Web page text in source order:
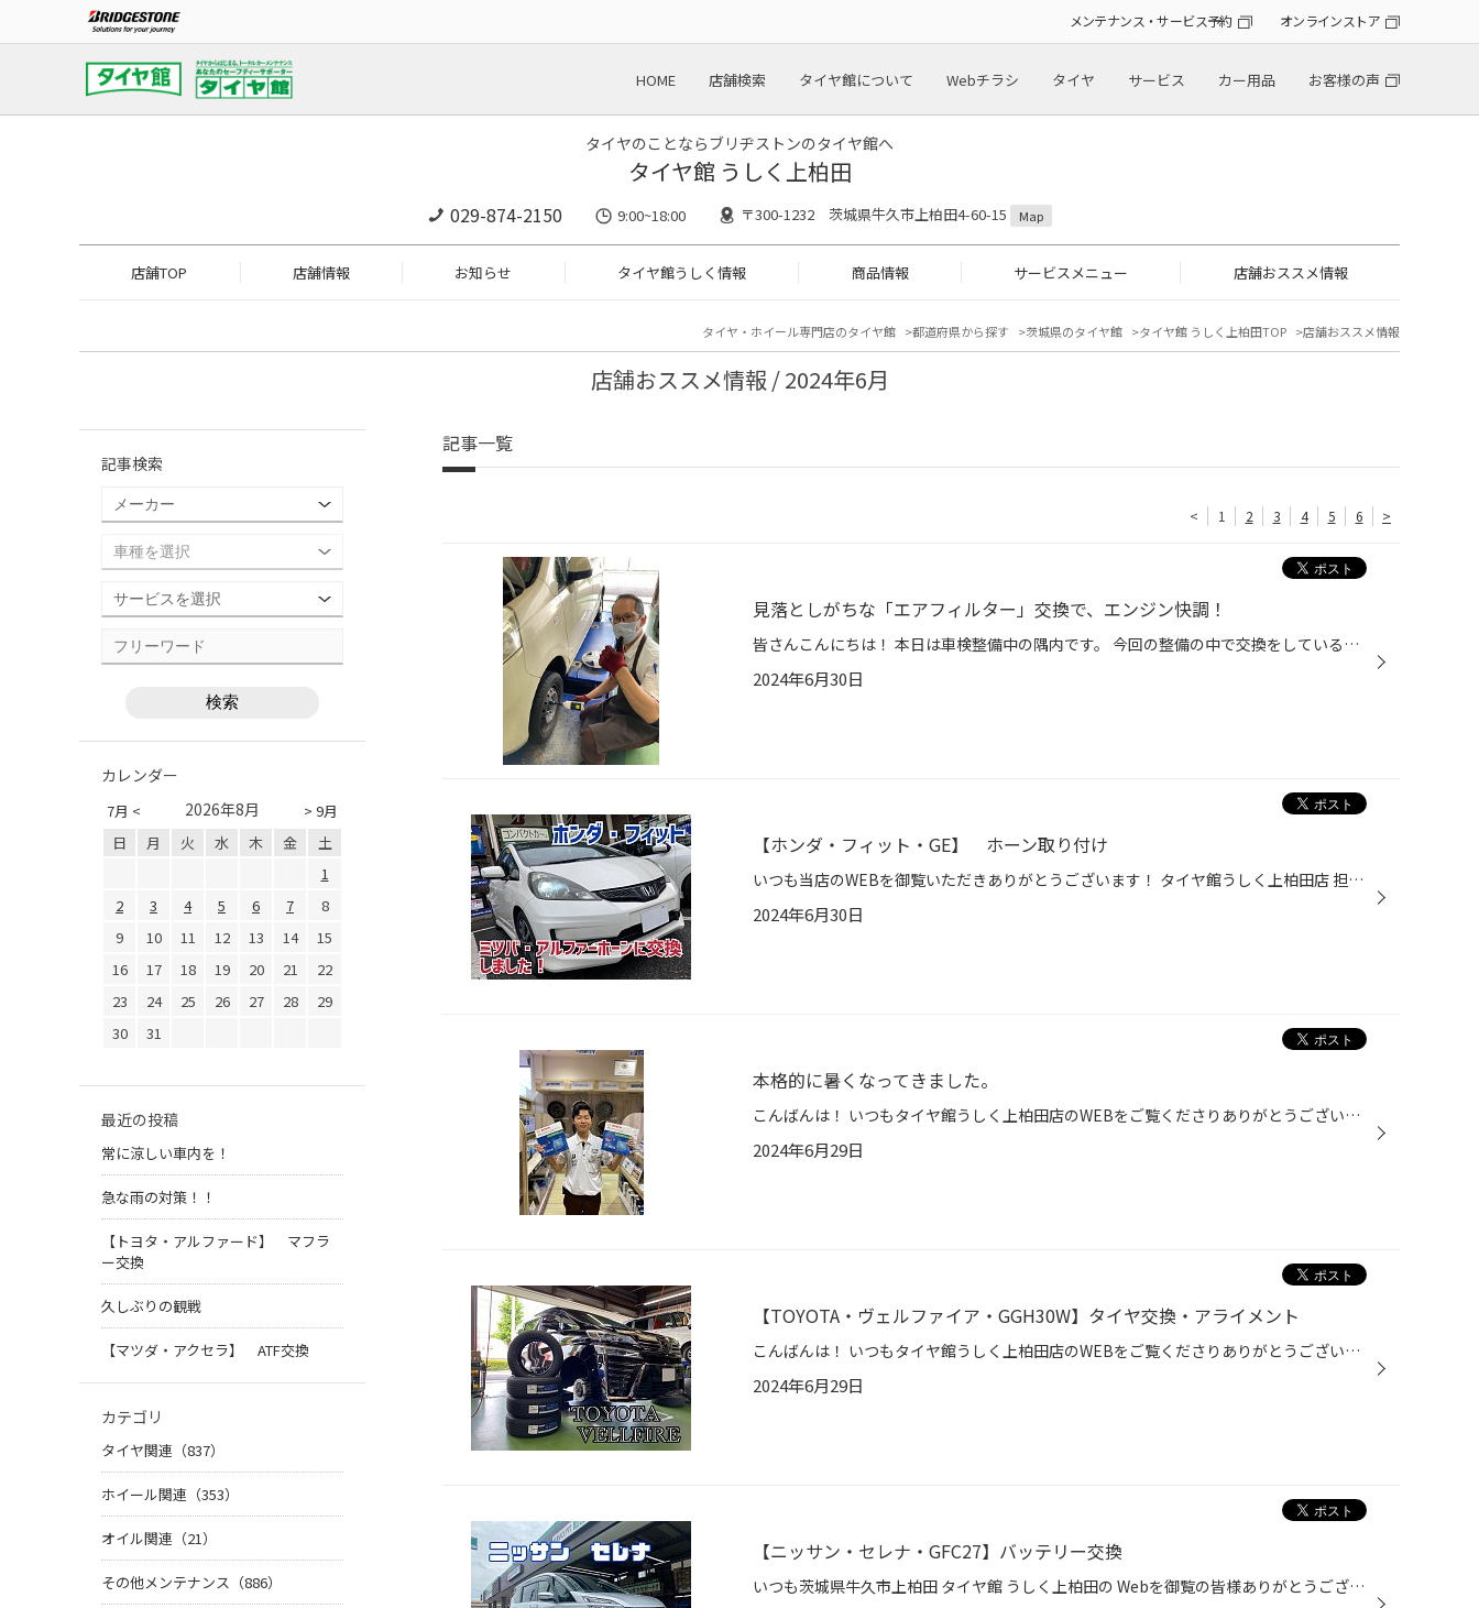
メンテナンス・サービス予約 オンラインストア
HOME 店舗検索 タイヤ館について Webチラシ タイヤ サービス カー用品 お客様の声
タイヤのことならブリヂストンのタイヤ館へ
タイヤ館 うしく上柏田
029-874-2150 9:00~18:00 〒300-1232 茨城県牛久市上柏田4-60-15 Map
店舗TOP 店舗情報 お知らせ タイヤ館うしく情報 商品情報 サービスメニュー 店舗おススメ情報
タイヤ・ホイール専門店のタイヤ館 都道府県から探す 茨城県のタイヤ館 タイヤ館 うしく上柏田TOP 店舗おススメ情報
店舗おススメ情報 / 2024年6月
記事一覧
< 1 2 3 4 5 6 >
見落としがちな「エアフィルター」交換で、エンジン快調！
皆さんこんにちは！ 本日は車検整備中の隅内です。 今回の整備の中で交換をしている部品の中に、「エアフィルター（エアクリーナーエレメント）」というものがあります。 役割を簡単に説明すると、車のエンジン内に空気を導く際に、空気中の様々な汚れ・ホコリ・ゴミ等を取り除くためのフィルターで...
2024年6月30日
【ホンダ・フィット・GE】 ホーン取り付け
いつも当店のWEBを御覧いただきありがとうございます！ タイヤ館うしく上柏田店 担当：隅内です。 今回ご紹介するのは、M様がお乗りのホンダ・フィットです。 ご紹介するお車【ホンダ・フィット】 そしてご紹介する作業内容は、ホーン交換。 純正では音量、音色ともにやや物足りないホーンを、こち...
2024年6月30日
本格的に暑くなってきました。
こんばんは！ いつもタイヤ館うしく上柏田店のWEBをご覧くださりありがとうございます。 6月下旬になりもうすぐで7月です。本格的に暑くなってきたのでこれからエアコンを使う機会が増えてくると思います。 そこでエアコン関連の商品をご紹介いたします。 まずはエアコンフィルターです。フィルター...
2024年6月29日
【TOYOTA・ヴェルファイア・GGH30W】タイヤ交換・アライメント
こんばんは！ いつもタイヤ館うしく上柏田店のWEBをご覧くださりありがとうございます。 今回はTOYOTA ヴェルファイアのタイヤ交換とアライメント調整をさせていただきました。 今回お取り付けさせたいただいたタイヤ ブリヂストン REGNO GRVⅡ サイズ:225/60R17 こちらのタイヤは、基本性能(直進安...
2024年6月29日
【ニッサン・セレナ・GFC27】バッテリー交換
いつも茨城県牛久市上柏田 タイヤ館 うしく上柏田の Webを御覧の皆様ありがとうございます♪ タイヤ館うしく上柏田店の諸岡です！ 本日はニッサン セレナ バッテリー交換をご紹介させて頂きます☆ 今回交換したバッテリー パナソニック カオス S-115 M-65 こちらのお車はバッテリーが2つ搭載しており...
記事検索
カレンダー
7月 < > 9月
2026年8月
日 月 火 水 木 金
土
1
2
3 4 5 6 7
8
9
10 11 12 13 14
15
16
17 18 19 20 21
22
23
24 25 26 27 28
29
30
31
最近の投稿
常に涼しい車内を！
急な雨の対策！！
【トヨタ・アルファード】 マフラ
ー交換
久しぶりの観戦
【マツダ・アクセラ】 ATF交換
カテゴリ
タイヤ関連（837）
ホイール関連（353）
オイル関連（21）
その他メンテナンス（886）